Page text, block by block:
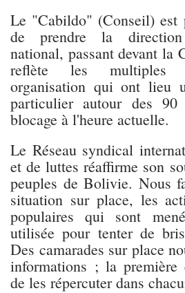
Le "Cabildo" (Conseil) est
de prendre la
national, passant devant la
reflète les multiples
organisation qui ont lieu
particulier autour des
blocage à l'heure actuelle.
Le Réseau syndical
et de luttes réaffirme son
peuples de Bolivie. Nous
situation sur place, les
populaires qui sont
utilisée pour tenter de
Des camarades sur place
informations ; la première
de les répercuter dans